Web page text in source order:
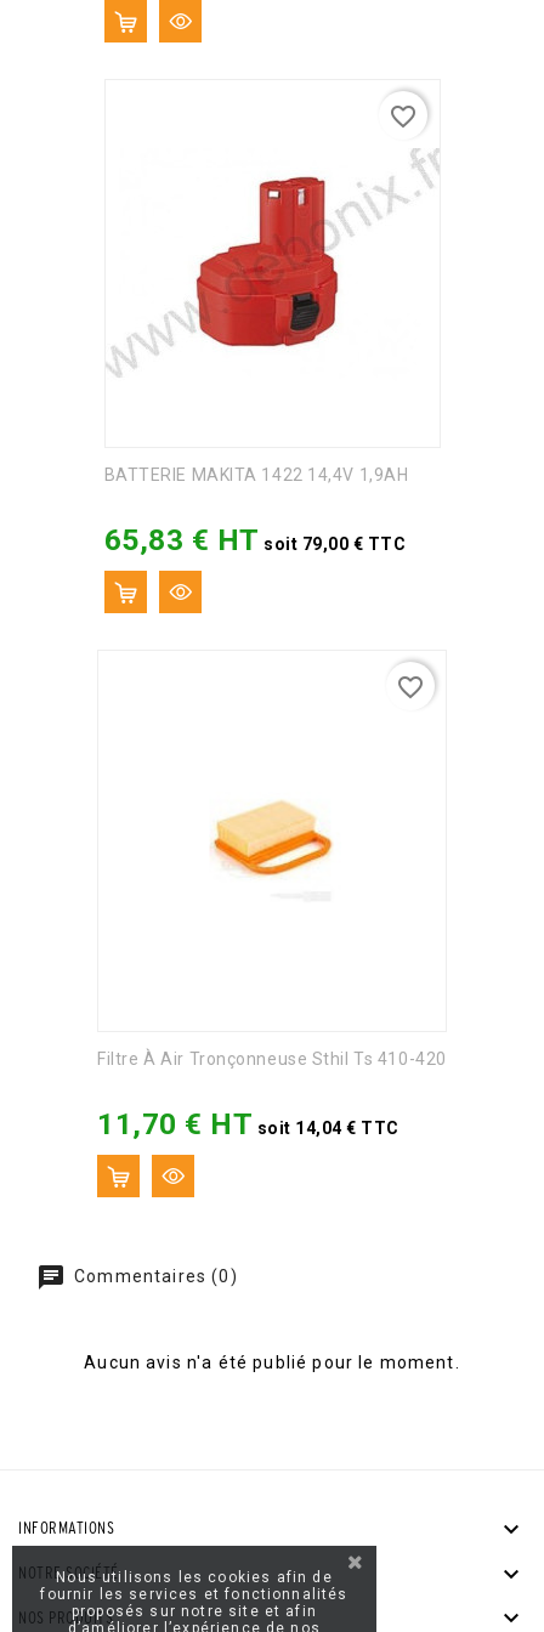
BATTERIE MAKITA 1422 14,4V 1,9AH
65,83 € HT soit 79,00 € TTC
favorite_border
Filtre À Air Tronçonneuse Sthil Ts 410-420
11,70 € HT soit 14,04 € TTC
favorite_border
Commentaires (0)
Aucun avis n'a été publié pour le moment.
INFORMATIONS 
NOTRE SOCIÉTÉ 
NOS PRODUITS 
Nous utilisons les cookies afin de
fournir les services et fonctionnalités
proposés sur notre site et afin
d’améliorer l’expérience de nos